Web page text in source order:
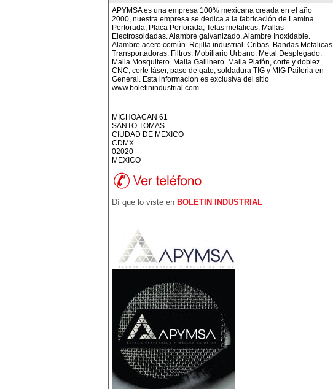
APYMSA es una empresa 100% mexicana creada en el año
2000, nuestra empresa se dedica a la fabricación de Lamina
Perforada, Placa Perforada, Telas metalicas. Mallas
Electrosoldadas. Alambre galvanizado. Alambre Inoxidable.
Alambre acero común. Rejilla industrial. Cribas. Bandas Metalicas
Transportadoras. Filtros. Mobiliario Urbano. Metal Desplegado.
Malla Mosquitero. Malla Gallinero. Malla Plafón, corte y doblez
CNC, corte láser, paso de gato, soldadura TIG y MIG Paileria en
General. Esta informacion es exclusiva del sitio
www.boletinindustrial.com
MICHOACAN 61
SANTO TOMAS
CIUDAD DE MEXICO
CDMX.
02020
MEXICO
Dí que lo viste en BOLETIN INDUSTRIAL